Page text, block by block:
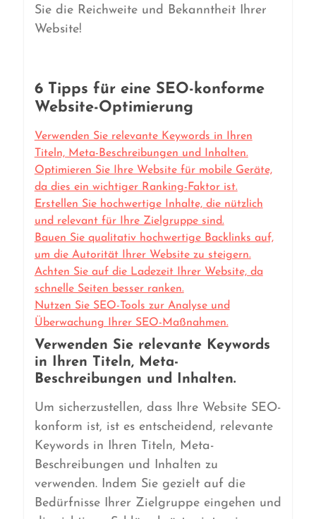
Sie die Reichweite und Bekanntheit Ihrer
Website!
6 Tipps für eine SEO-konforme
Website-Optimierung
Verwenden Sie relevante Keywords in Ihren
Titeln, Meta-Beschreibungen und Inhalten.
Optimieren Sie Ihre Website für mobile Geräte,
da dies ein wichtiger Ranking-Faktor ist.
Erstellen Sie hochwertige Inhalte, die nützlich
und relevant für Ihre Zielgruppe sind.
Bauen Sie qualitativ hochwertige Backlinks auf,
um die Autorität Ihrer Website zu steigern.
Achten Sie auf die Ladezeit Ihrer Website, da
schnelle Seiten besser ranken.
Nutzen Sie SEO-Tools zur Analyse und
Überwachung Ihrer SEO-Maßnahmen.
Verwenden Sie relevante Keywords
in Ihren Titeln, Meta-
Beschreibungen und Inhalten.
Um sicherzustellen, dass Ihre Website SEO-
konform ist, ist es entscheidend, relevante
Keywords in Ihren Titeln, Meta-
Beschreibungen und Inhalten zu
verwenden. Indem Sie gezielt auf die
Bedürfnisse Ihrer Zielgruppe eingehen und